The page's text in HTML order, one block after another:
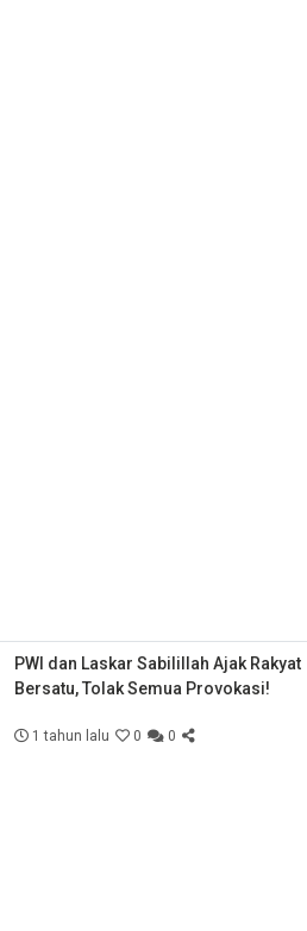
PWI dan Laskar Sabilillah Ajak Rakyat
Bersatu, Tolak Semua Provokasi!
1 tahun lalu 0 0